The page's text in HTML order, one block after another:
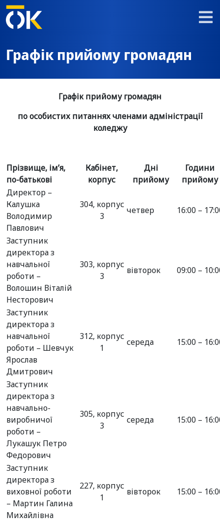
Графік прийому громадян
Графік прийому громадян
по особистих питаннях членами адміністрації
коледжу
Прізвище, ім’я,
по-батькові
Кабінет,
корпус
Дні
прийому
Години
прийому
Директор –
Калушка
Володимир
Павлович
304, корпус
3
четвер 16:00 –
Заступник
директора з
навчальної
роботи –
Волошин Віталій
Несторович
303, корпус
3
вівторок 09:00 –
Заступник
директора з
навчальної
роботи – Шевчук
Ярослав
Дмитрович
312, корпус
1
середа 15:00 –
Заступник
директора з
навчально-
виробничої
роботи –
Лукашук Петро
Федорович
305, корпус
3
середа 15:00 –
Заступник
директора з
виховної роботи
– Мартин Галина
Михайлівна
227, корпус
1
вівторок 15:00 –